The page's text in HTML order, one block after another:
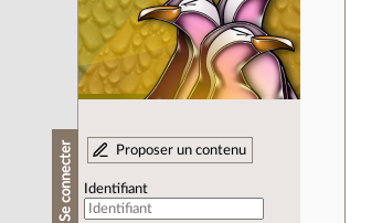
Se connecter Proposer un contenu
Identifiant